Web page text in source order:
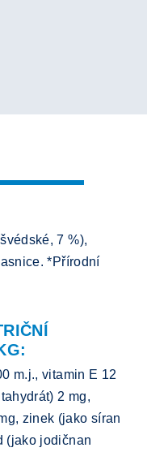
7 %),
*Přírodní
m.j., vitamin E 12
2 mg,
zinek (jako síran
(jako jodičnan